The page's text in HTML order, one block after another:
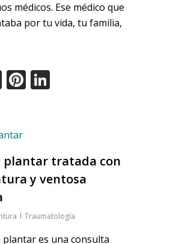
médicos. Ese médico que
por tu vida, tu familia,
TwitterPinterest
plantar tratada con
y ventosa
Traumatología
plantar es una consulta